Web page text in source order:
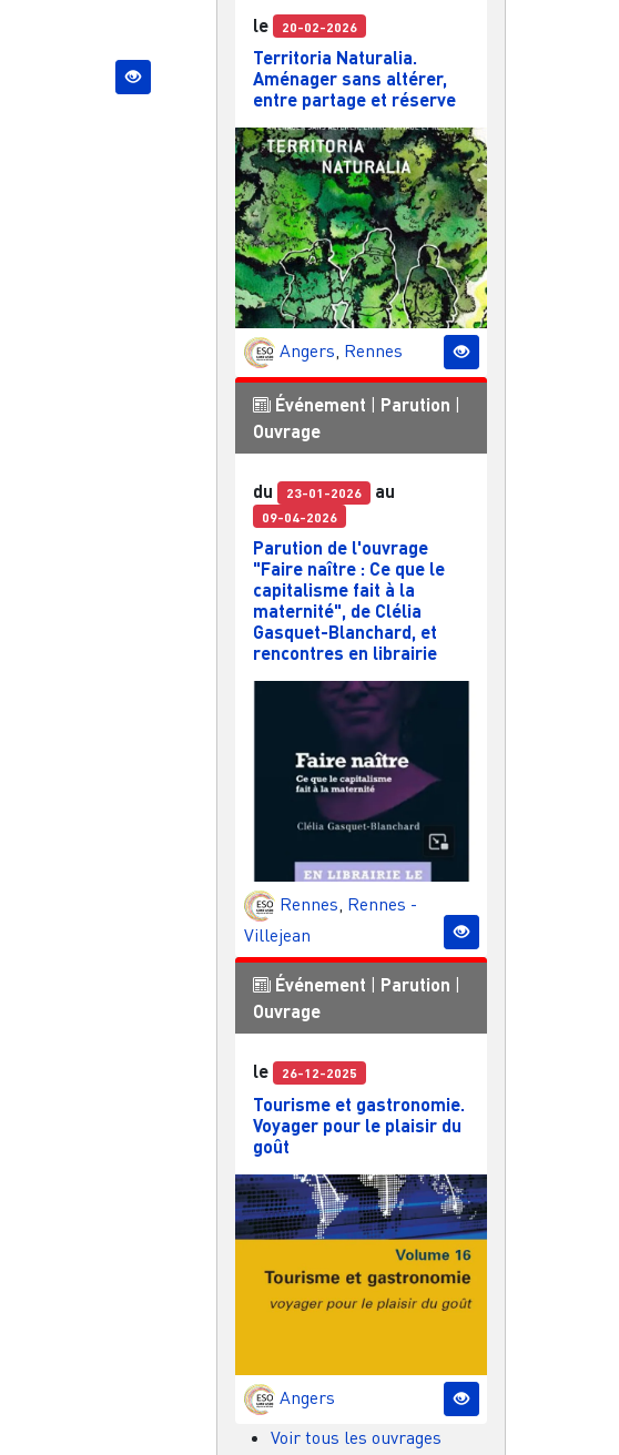
le 20-02-2026
Territoria Naturalia.
Aménager sans altérer,
entre partage et réserve
Angers, Rennes
Événement Parution
Ouvrage
du 23-01-2026 au
09-04-2026
Parution de l'ouvrage
"Faire naître : Ce que le
capitalisme fait à la
maternité", de Clélia
Gasquet-Blanchard, et
rencontres en librairie
Rennes, Rennes -
Villejean
Événement Parution
Ouvrage
le 26-12-2025
Tourisme et gastronomie.
Voyager pour le plaisir du
goût
Angers
Voir tous les ouvrages